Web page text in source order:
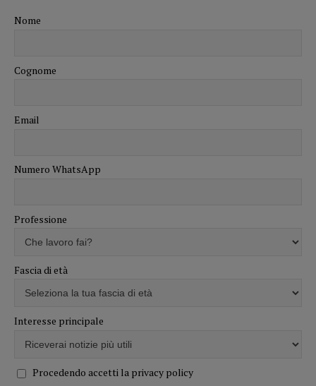
Nome
Cognome
Email
Numero WhatsApp
Professione
Fascia di età
Interesse principale
Procedendo accetti la privacy policy